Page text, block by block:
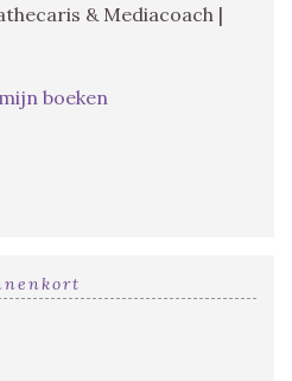
& Mediacoach |
boeken